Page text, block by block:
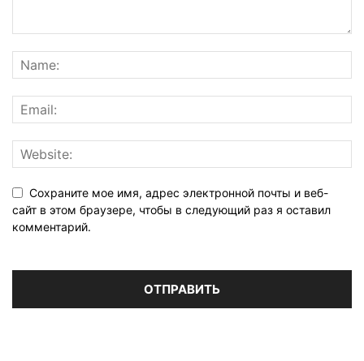
Сохраните мое имя, адрес электронной почты и веб-
сайт в этом браузере, чтобы в следующий раз я оставил
комментарий.